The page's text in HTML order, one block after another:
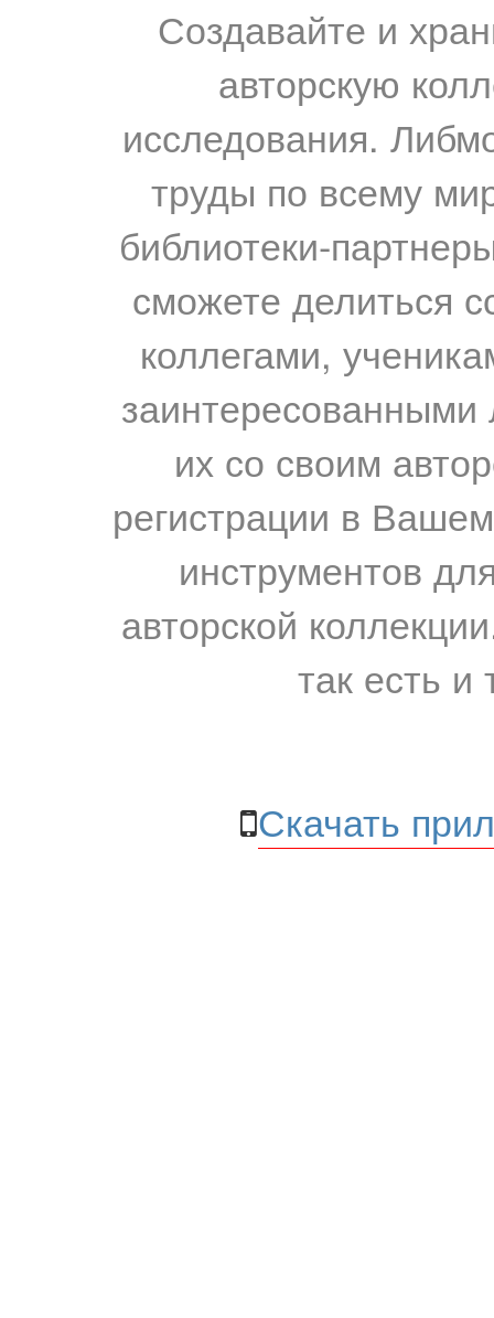
Создавайте и
авторскую
исследования.
труды по всему
библиотеки-
сможете делиться
коллегами,
их со своим
регистрации в
инструментов
авторской
так есть и
Скачать